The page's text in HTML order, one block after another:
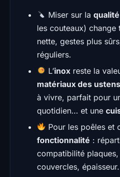
Miser sur la
les couteaux)
nette, gestes plus
réguliers.
L’inox reste la
matériaux des
à vivre, parfait pour
quotidien… et une
Pour les poêles et
fonctionnalité :
compatibilité
couvercles, épaisseur.